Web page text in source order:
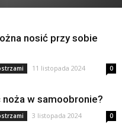
nosić przy sobie
11 listopada 2024 0
noża w samoobronie?
3 listopada 2024 0